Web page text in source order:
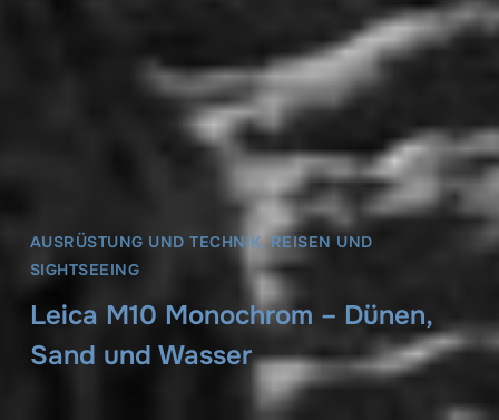
AUSRÜSTUNG UND TECHNIK,REISEN UND
SIGHTSEEING
Leica M10 Monochrom – Dünen,
Sand und Wasser